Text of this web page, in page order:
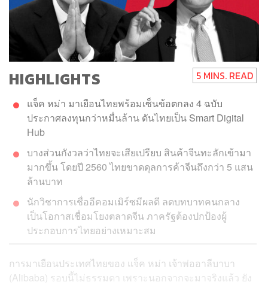
HIGHLIGHTS 5 MINS. READ
แจ็ค หม่า มาเยือนไทยพร้อมเซ็นข้อตกลง 4 ฉบับ
ประกาศลงทุนกว่าหมื่นล้าน ดันไทยเป็น Smart Digital
Hub
บางส่วนกังวลว่าไทยจะเสียเปรียบ สินค้าจีนทะลักเข้ามา
มากขึ้น โดยปี 2560 ไทยขาดดุลการค้าจีนถึงกว่า 5 แสน
ล้านบาท
นักวิชาการเชื่ออีคอมเมิร์ซมีผลดี ลดบทบาทคนกลาง
เป็นโอกาสเชื่อมโยงตลาดจีน ภาครัฐต้องปกป้องผู้
ประกอบการไทยอย่างเหมาะสม
การมาเยือนประเทศไทยของ แจ็ค หม่า เจ้าพ่ออาลีบาบา
(Alibaba) รอบนี้ไม่ธรรมดา เพราะนอกจากจะมาจริงแล้ว ยัง